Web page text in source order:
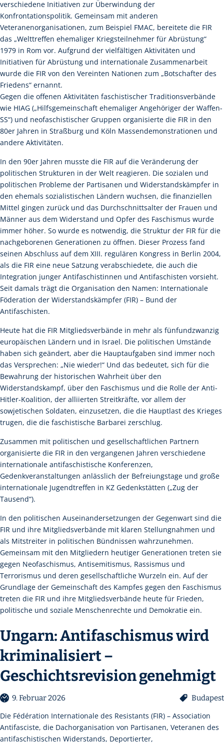
verschiedene Initiativen zur Überwindung der
Konfrontationspolitik. Gemeinsam mit anderen
Veteranenorganisationen, zum Beispiel FMAC, bereitete die FIR
das „Welttreffen ehemaliger Kriegsteilnehmer für Abrüstung“
1979 in Rom vor. Aufgrund der vielfältigen Aktivitäten und
Initiativen für Abrüstung und internationale Zusammenarbeit
wurde die FIR von den Vereinten Nationen zum „Botschafter des
Friedens“ ernannt.
Gegen die offenen Aktivitäten faschistischer Traditionsverbände
wie HIAG („Hilfsgemeinschaft ehemaliger Angehöriger der Waffen-
SS“) und neofaschistischer Gruppen organisierte die FIR in den
80er Jahren in Straßburg und Köln Massendemonstrationen und
andere Aktivitäten.
In den 90er Jahren musste die FIR auf die Veränderung der
politischen Strukturen in der Welt reagieren. Die sozialen und
politischen Probleme der Partisanen und Widerstandskämpfer in
den ehemals sozialistischen Ländern wuchsen, die finanziellen
Mittel gingen zurück und das Durchschnittsalter der Frauen und
Männer aus dem Widerstand und Opfer des Faschismus wurde
immer höher. So wurde es notwendig, die Struktur der FIR für die
nachgeborenen Generationen zu öffnen. Dieser Prozess fand
seinen Abschluss auf dem XIII. regulären Kongress in Berlin 2004,
als die FIR eine neue Satzung verabschiedete, die auch die
Integration junger Antifaschistinnen und Antifaschisten vorsieht.
Seit damals trägt die Organisation den Namen: Internationale
Föderation der Widerstandskämpfer (FIR) – Bund der
Antifaschisten.
Heute hat die FIR Mitgliedsverbände in mehr als fünfundzwanzig
europäischen Ländern und in Israel. Die politischen Umstände
haben sich geändert, aber die Hauptaufgaben sind immer noch
das Versprechen: „Nie wieder!“ Und das bedeutet, sich für die
Bewahrung der historischen Wahrheit über den
Widerstandskampf, über den Faschismus und die Rolle der Anti-
Hitler-Koalition, der alliierten Streitkräfte, vor allem der
sowjetischen Soldaten, einzusetzen, die die Hauptlast des Krieges
trugen, die die faschistische Barbarei zerschlug.
Zusammen mit politischen und gesellschaftlichen Partnern
organisierte die FIR in den vergangenen Jahren verschiedene
internationale antifaschistische Konferenzen,
Gedenkveranstaltungen anlässlich der Befreiungstage und große
internationale Jugendtreffen in KZ Gedenkstätten („Zug der
Tausend“).
In den politischen Auseinandersetzungen der Gegenwart sind die
FIR und ihre Mitgliedsverbände mit klaren Stellungnahmen und
als Mitstreiter in politischen Bündnissen wahrzunehmen.
Gemeinsam mit den Mitgliedern heutiger Generationen treten sie
gegen Neofaschismus, Antisemitismus, Rassismus und
Terrorismus und deren gesellschaftliche Wurzeln ein. Auf der
Grundlage der Gemeinschaft des Kampfes gegen den Faschismus
treten die FIR und ihre Mitgliedsverbände heute für Frieden,
politische und soziale Menschenrechte und Demokratie ein.
Ungarn: Antifaschismus wird
kriminalisiert –
Geschichtsrevision genehmigt
9. Februar 2026 Budapest
Die Fédération Internationale des Resistants (FIR) – Association
Antifasciste, die Dachorganisation von Partisanen, Veteranen des
antifaschistischen Widerstands, Deportierter,